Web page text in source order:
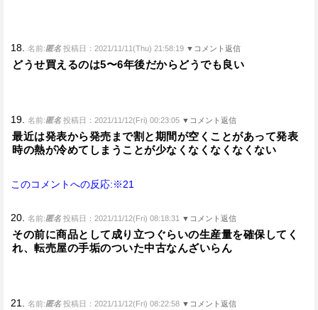
18. 名前:匿名 投稿日：2021/11/11(Thu) 21:58:19 ▼コメント返信
どうせ買えるのは5〜6年後だからどうでも良い
19. 名前:匿名 投稿日：2021/11/12(Fri) 00:23:05 ▼コメント返信
最近は発表から発売まで割と期間が空くことがあって発表
時の熱が冷めてしまうことが少なくなくなくなくない
このコメントへの反応:※21
20. 名前:匿名 投稿日：2021/11/12(Fri) 08:18:31 ▼コメント返信
その前に商品として成り立つぐらいの生産量を確保してく
れ、転売屋の手垢のついた中古なんざいらん
21. 名前:匿名 投稿日：2021/11/12(Fri) 08:22:58 ▼コメント返信